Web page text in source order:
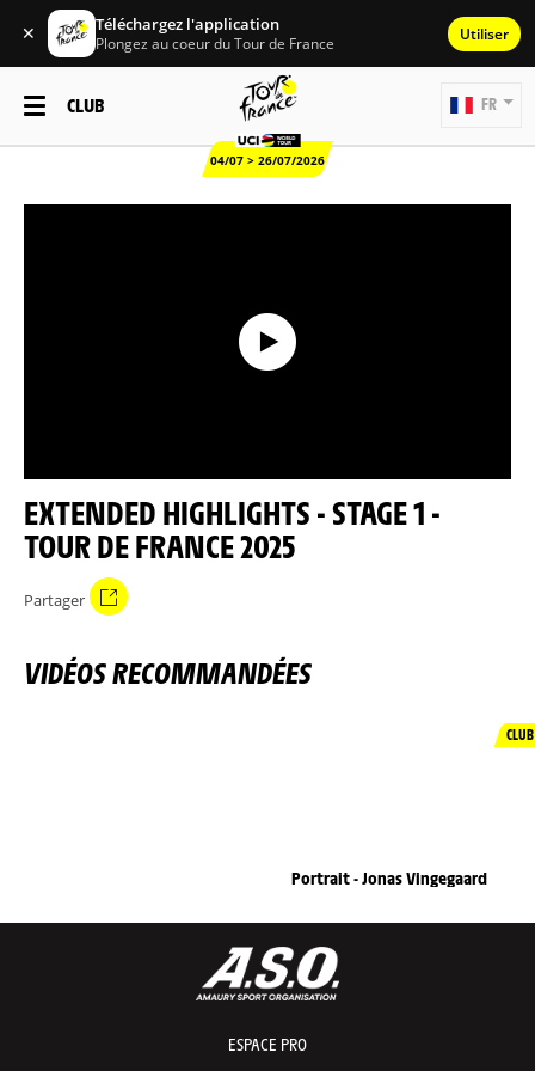
✕ Téléchargez l'application
Plongez au coeur du Tour de France Utiliser
CLUB
04/07 > 26/07/2026
FR
EXTENDED HIGHLIGHTS - STAGE 1 -
TOUR DE FRANCE 2025
Partager
VIDÉOS RECOMMANDÉES
CLUB
Portrait - Jonas Vingegaard
ESPACE PRO